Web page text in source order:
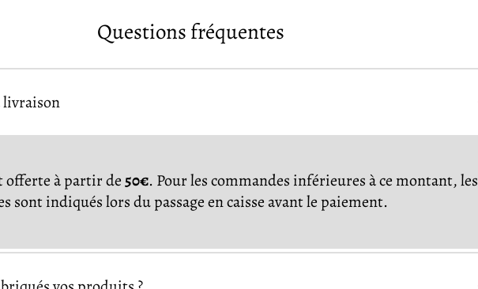
Questions fréquentes
livraison
offerte à partir de50€. Pour les commandes inférieures à ce montant, les
sont indiqués lors du passage en caisse avant le paiement.